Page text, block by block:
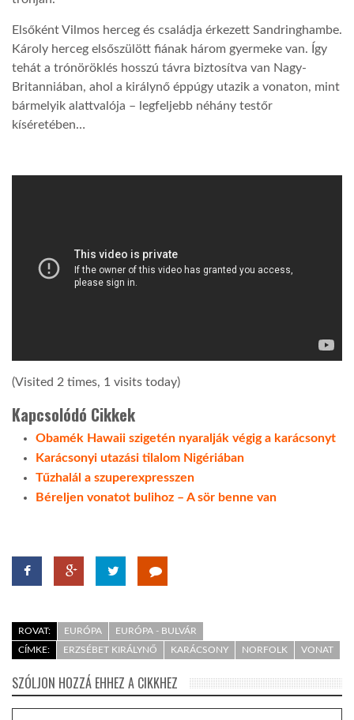
Elsőként Vilmos herceg és családja érkezett Sandringhambe.
Károly herceg elsőszülött fiának három gyermeke van. Így
tehát a trónöröklés hosszú távra biztosítva van Nagy-
Britanniában, ahol a királynő éppúgy utazik a vonaton, mint
bármelyik alattvalója – legfeljebb néhány testőr
kíséretében…
(Visited 2 times, 1 visits today)
Kapcsolódó Cikkek
Obamék Hawaii szigetén nyaralják végig a karácsonyt
Karácsonyi utazási tilalom Nigériában
Tűzhalál a szuperexpresszen
Béreljen vonatot bulihoz – A sör benne van
ROVAT: EURÓPA
EURÓPA - BULVÁR
CÍMKE:
ERZSÉBET KIRÁLYNŐ KARÁCSONY NORFOLK VONAT
SZÓLJON HOZZÁ EHHEZ A CIKKHEZ